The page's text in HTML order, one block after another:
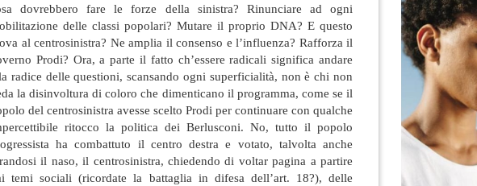
dovrebbero fare le forze della sinistra? Rinunciare ad ogni
delle classi popolari? Mutare il proprio DNA? E questo
al centrosinistra? Ne amplia il consenso e l’influenza? Rafforza il
Prodi? Ora, a parte il fatto ch’essere radicali significa andare
radice delle questioni, scansando ogni superficialità, non è chi non
la disinvoltura di coloro che dimenticano il programma, come se il
del centrosinistra avesse scelto Prodi per continuare con qualche
ritocco la politica dei Berlusconi. No, tutto il popolo
ha combattuto il centro destra e votato, talvolta anche
il naso, il centrosinistra, chiedendo di voltar pagina a partire
temi sociali (ricordate la battaglia in difesa dell’art. 18?), delle